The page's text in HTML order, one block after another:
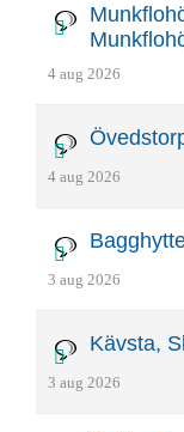
4 aug 2026
4 aug 2026
3 aug 2026
Kävsta,
3 aug 2026